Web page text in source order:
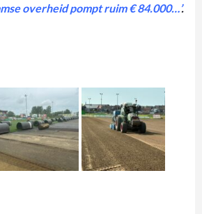
overheid pompt ruim € 84.000…’.